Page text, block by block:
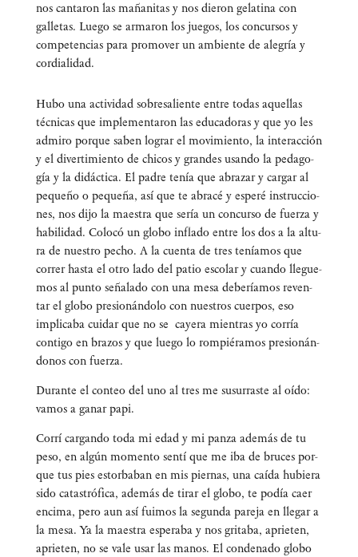
nos can­ta­ron las maña­ni­tas y nos die­ron gela­ti­na con
galle­tas. Lue­go se arma­ron los jue­gos, los con­cur­sos y
com­pe­ten­cias para pro­mo­ver un ambien­te de ale­gría y
cordialidad.
Hubo una acti­vi­dad sobre­sa­lien­te entre todas aque­llas
téc­ni­cas que imple­men­ta­ron las edu­ca­do­ras y que yo les
admi­ro por­que saben lograr el movi­mien­to, la inter­ac­ción
y el diver­ti­mien­to de chi­cos y gran­des usan­do la peda­go­
gía y la didác­ti­ca. El padre tenía que abra­zar y car­gar al
peque­ño o peque­ña, así que te abra­cé y espe­ré ins­truc­cio­
nes, nos dijo la maes­tra que sería un con­cur­so de fuer­za y
habi­li­dad. Colo­có un glo­bo infla­do entre los dos a la altu­
ra de nues­tro pecho. A la cuen­ta de tres tenía­mos que
correr has­ta el otro lado del patio esco­lar y cuan­do lle­gue­
mos al pun­to seña­la­do con una mesa debe­ría­mos reven­
tar el glo­bo pre­sio­nán­do­lo con nues­tros cuer­pos, eso
impli­ca­ba cui­dar que no se caye­ra mien­tras yo corría
con­ti­go en bra­zos y que lue­go lo rom­pié­ra­mos pre­sio­nán­
do­nos con fuerza.
Duran­te el con­teo del uno al tres me susu­rras­te al oído:
vamos a ganar papi.
Corrí car­gan­do toda mi edad y mi pan­za ade­más de tu
peso, en algún momen­to sen­tí que me iba de bru­ces por­
que tus pies estor­ba­ban en mis pier­nas, una caí­da hubie­ra
sido catas­tró­fi­ca, ade­más de tirar el glo­bo, te podía caer
enci­ma, pero aun así fui­mos la segun­da pare­ja en lle­gar a
la mesa. Ya la maes­tra espe­ra­ba y nos gri­ta­ba, aprie­ten,
aprie­ten, no se vale usar las manos. El con­de­na­do glo­bo